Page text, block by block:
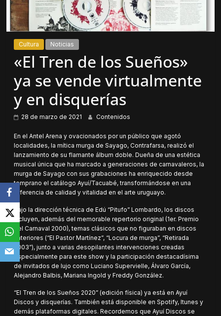
Cultura Noticias
«El Tren de los Sueños»
ya se vende virtualmente
y en disquerías
28 de marzo de 2021 Contenidos
En el Antel Arena y ovacionados por un público que agotó
localidades, la mítica murga de Sayago, Contrafarsa, realizó el
lanzamiento de su flamante álbum doble. Dueña de una estética
musical única que ha marcado a generaciones de carnavaleros, la
murga de Sayago con sus grabaciones ha enriquecido desde
temprano el catálogo Ayuí/Tacuabé, transformándose en una
referencia de calidad y vitalidad en el arte uruguayo.
Bajo la dirección técnica de Edú “Pitufo” Lombardo, los discos
incluyen, además del memorable repertorio original (1er. Premio
del Carnaval 2000), temas clásicos que no figuraban en discos
anteriores (“El Pastor Martínez”, “Locura de murga”, “Retirada
2003”), junto a varias desopilantes intervenciones creadas
especialmente para este show y la participación destacadísima
de invitados de lujo como Luciano Supervielle, Álvaro García,
Alejandro Balbis, Mariana Ingold y Freddy González.
“El Tren de los Sueños 2020” (edición física) ya está en Ayuí
Discos y disquerías. También está disponible en Spotify, Itunes y
demás plataformas digitales. Recordemos que Ayuí Discos se